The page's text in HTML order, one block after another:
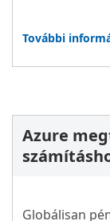
További
Azure
Globálisan